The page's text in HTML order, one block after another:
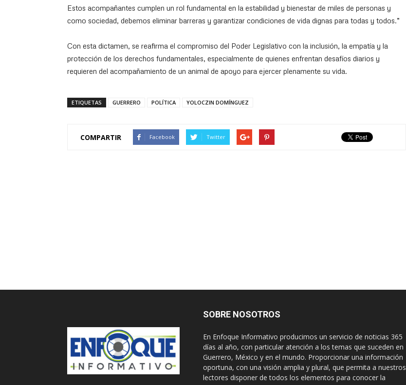
Estos acompañantes cumplen un rol fundamental en la estabilidad y bienestar de miles de personas y
como sociedad, debemos eliminar barreras y garantizar condiciones de vida dignas para todas y todos.”
Con esta dictamen, se reafirma el compromiso del Poder Legislativo con la inclusión, la empatía y la
protección de los derechos fundamentales, especialmente de quienes enfrentan desafíos diarios y
requieren del acompañamiento de un animal de apoyo para ejercer plenamente su vida.
ETIQUETAS GUERRERO POLÍTICA YOLOCZIN DOMÍNGUEZ
COMPARTIR Facebook Twitter
SOBRE NOSOTROS
En Enfoque Informativo producimos un servicio de noticias 365
días al año, con particular atención a los temas que suceden en
Guerrero, México y en el mundo. Proporcionar una información
oportuna, con una visión amplia y plural, que permita a nuestros
lectores disponer de todos los elementos para conocer la